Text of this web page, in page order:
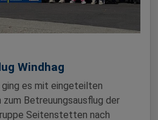
Windhag
es mit eingeteilten
Betreuungsausflug der
Seitenstetten nach